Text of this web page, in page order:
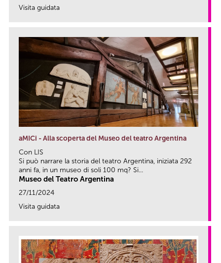
Visita guidata
aMICi - Alla scoperta del Museo del teatro Argentina
Con LIS
Si può narrare la storia del teatro Argentina, iniziata 292
anni fa, in un museo di soli 100 mq? Si...
Museo del Teatro Argentina
27/11/2024
Visita guidata